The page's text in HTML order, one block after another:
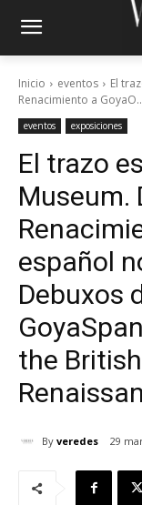
Inicio eventos
El
Renacimiento a
eventos exposiciones
El trazo
Museum.
español
Debuxos
Goya
the
By veredes 29